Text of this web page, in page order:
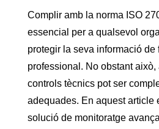
Complir amb la norma ISO
essencial per a qualsevol
protegir la seva informació de
professional. No obstant
controls tècnics pot ser
adequades. En aquest article
solució de monitoratge